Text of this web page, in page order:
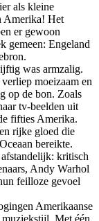
als kleine
Amerika! Het
er gewoon
gemeen: Engeland
was armzalig.
moeizaam en
op de bon. Zoals
tv-beelden uit
fifties Amerika.
rijke gloed die
bereikte.
afstandelijk: kritisch
Andy Warhol
feilloze gevoel
Amerikaanse
Met één